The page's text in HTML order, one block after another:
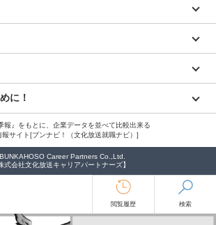
に！
報』をもとに、企業データを並べて比較出来る
報サイト[ブンナビ！（文化放送就職ナビ）]
検索
閲覧履歴
Career Partners Co.,Ltd.
式会社文化放送キャリアパートナーズ】